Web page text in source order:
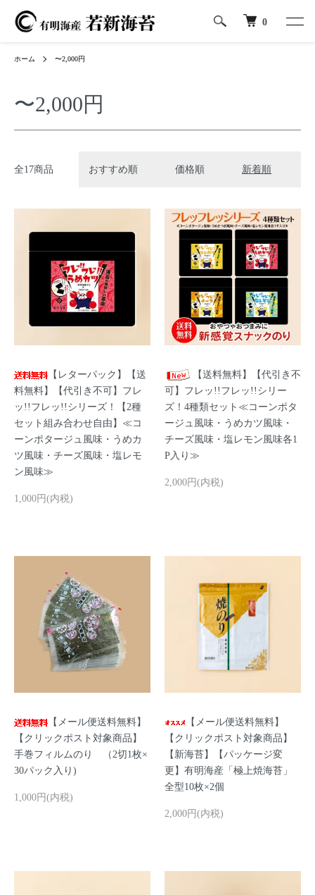
0
ホーム 〜2,000円
〜2,000円
全17商品 おすすめ順 価格順 新着順
【レターパック】【送
料無料】【代引き不可】フレ
ッ!!フレッ!!シリーズ！【2種
セット組み合わせ自由】≪コ
ーンポタージュ風味・うめカ
ツ風味・チーズ風味・塩レモ
ン風味≫
1,000円(内税)
【送料無料】【代引き不
可】フレッ!!フレッ!!シリー
ズ！4種類セット≪コーンポタ
ージュ風味・うめカツ風味・
チーズ風味・塩レモン風味各1
P入り≫
2,000円(内税)
【メール便送料無料】
【クリックポスト対象商品】
手巻フィルムのり （2切1枚×
30パック入り)
1,000円(内税)
【メール便送料無料】
【クリックポスト対象商品】
【新海苔】【パッケージ変
更】有明海産「極上焼海苔」
全型10枚×2個
2,000円(内税)